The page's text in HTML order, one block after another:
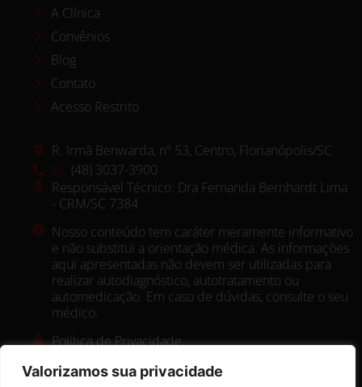
Valorizamos sua privacidade
A Clínica
Convênios
Blog
Contato
Acesso Restrito
R. Irmã Benwarda, nº 53, Centro, Florianópolis/SC
(48) 3037-3900
Responsável Técnico: Dra Fernanda Bernhardt Lima
- CRM/SC 7384
Nosso conteúdo tem caráter meramente informativo
e não substitui a orientação médica. As informações
aqui apresentadas não devem ser utilizadas para
realizar autodiagnóstico, autotratamento ou
automedicação. Em caso de dúvidas, consulte o seu
médico.
Política de Privacidade